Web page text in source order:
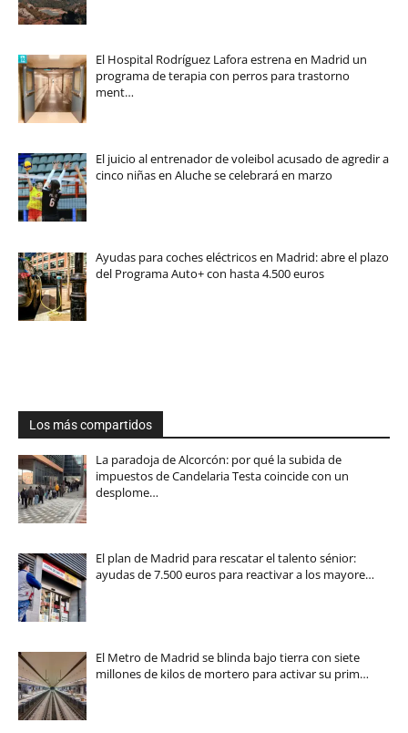
El Hospital Rodríguez Lafora estrena en Madrid un
programa de terapia con perros para trastorno
ment…
El juicio al entrenador de voleibol acusado de agredir a
cinco niñas en Aluche se celebrará en marzo
Ayudas para coches eléctricos en Madrid: abre el plazo
del Programa Auto+ con hasta 4.500 euros
Los más compartidos
La paradoja de Alcorcón: por qué la subida de
impuestos de Candelaria Testa coincide con un
desplome…
El plan de Madrid para rescatar el talento sénior:
ayudas de 7.500 euros para reactivar a los mayore…
El Metro de Madrid se blinda bajo tierra con siete
millones de kilos de mortero para activar su prim…